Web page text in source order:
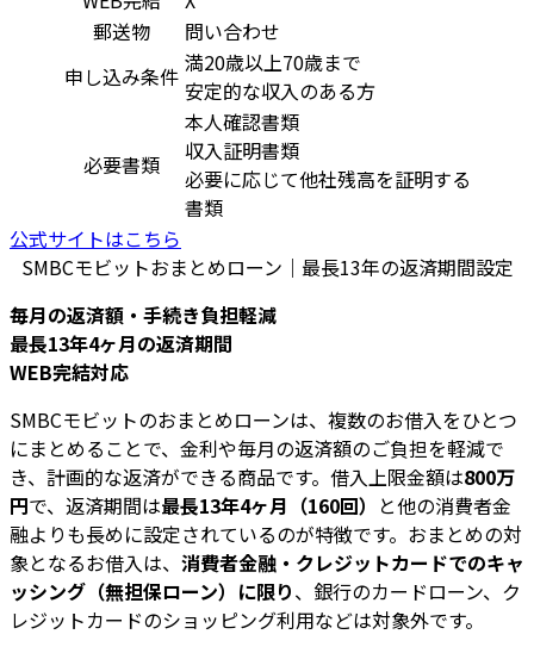
郵送物
問い合わせ
申し込み条件 満20歳以上70歳まで
安定的な収入のある方
必要書類
本人確認書類
収入証明書類
必要に応じて他社残高を証明する
書類
公式サイトはこちら
SMBCモビットおまとめローン｜最長13年の返済期間設定
毎月の返済額・手続き負担軽減
最長13年4ヶ月の返済期間
WEB完結対応
SMBCモビットのおまとめローンは、複数のお借入をひとつ
にまとめることで、金利や毎月の返済額のご負担を軽減で
き、計画的な返済ができる商品です。借入上限金額は800万
円で、返済期間は最長13年4ヶ月（160回） と他の消費者金
融よりも長めに設定されているのが特徴です。おまとめの対
象となるお借入は、 消費者金融・クレジットカードでのキャ
ッシング（無担保ローン）に限り、銀行のカードローン、ク
レジットカードのショッピング利用などは対象外です。